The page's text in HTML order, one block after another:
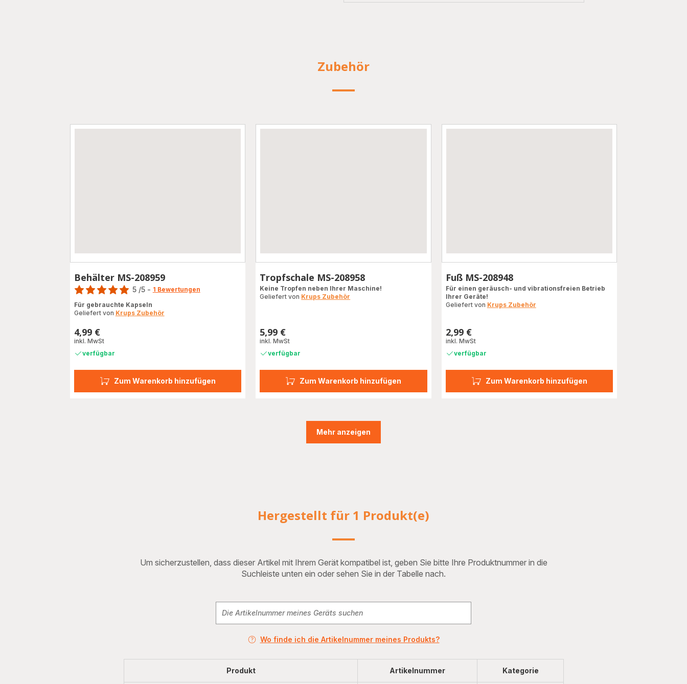
Zubehör
Zum Warenkorb hinzufügen
Behälter MS-208959
Bewertung
mit
Sternen
(Durchschnitt)
5 /5 - 1 Bewertungen
Für gebrauchte Kapseln
Geliefert von Krups Zubehör
Preis
4,99 €
inkl. MwSt
verfügbar
Zum Warenkorb hinzufügen
Tropfschale MS-208958
Keine Tropfen neben Ihrer Maschine!
Geliefert von Krups Zubehör
Preis
5,99 €
inkl. MwSt
verfügbar
Zum Warenkorb hinzufügen
Fuß MS-208948
Für einen geräusch- und vibrationsfreien Betrieb
Ihrer Geräte!
Geliefert von Krups Zubehör
Preis
2,99 €
inkl. MwSt
verfügbar
Mehr anzeigen
Hergestellt für 1 Produkt(e)
Um sicherzustellen, dass dieser Artikel mit Ihrem Gerät kompatibel ist, geben Sie bitte Ihre Produktnummer in die
Suchleiste unten ein oder sehen Sie in der Tabelle nach.
Wo finde ich die Artikelnummer meines Produkts?
Produkt Artikelnummer Kategorie